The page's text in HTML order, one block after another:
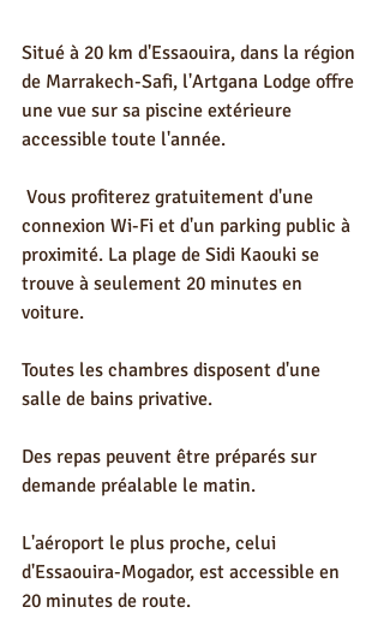
Situé à 20 km d'Essaouira, dans la région
de Marrakech-Safi, l'Artgana Lodge offre
une vue sur sa piscine extérieure
accessible toute l'année.
connexion Wi-Fi et d'un parking public à
proximité. La plage de Sidi Kaouki se
trouve à seulement 20 minutes en
voiture.
Toutes les chambres disposent d'une
salle de bains privative.
Des repas peuvent être préparés sur
demande préalable le matin.
L'aéroport le plus proche, celui
d'Essaouira-Mogador, est accessible en
20 minutes de route.